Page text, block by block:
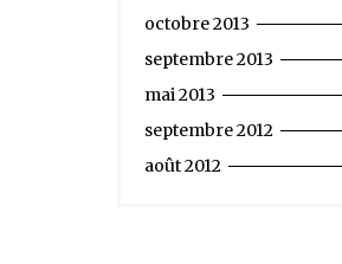
octobre 2013
septembre 2013
mai 2013
septembre 2012
août 2012